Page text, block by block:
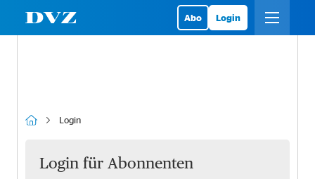
Abo Login
Login
Login für Abonnenten